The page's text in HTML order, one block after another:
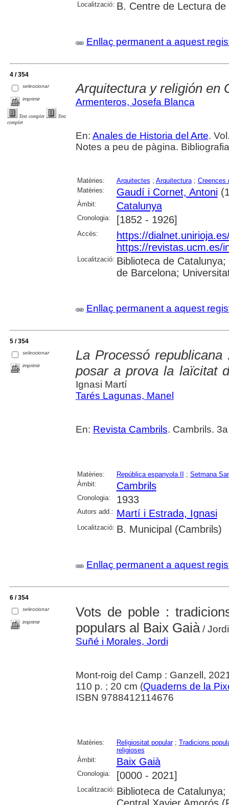
Localització: B. Centre de Lectura de
Enllaç permanent a aquest
4 / 354
seleccionar
imprimir
Text complet
Text
complet
Arquitectura y religión en
Armenteros, Josefa Blanca
En: Anales de Historia del Arte.
Notes a peu de pàgina.
Matèries: Arquitectes ; Arquitectura; Creences
Matèries:
Gaudí i Cornet, Antoni
Àmbit: Catalunya
Cronologia: [1852 - 1926]
Accés:
https://
https://revistas.ucm.es/
Localització: Biblioteca de
de Barcelona;
Enllaç permanent a aquest
5 / 354
seleccionar
imprimir
La Processó
posar a prova la laïcitat
Ignasi Martí
Tarés Lagunas, Manel
En: Revista Cambrils. Cambrils.
Matèries: República espanyola II ; Setmana
Àmbit:
Cambrils
Cronologia: 1933
Autors add.: Martí i Estrada, Ignasi
Localització: B. Municipal (Cambrils)
Enllaç permanent a aquest
6 / 354
seleccionar
imprimir
Vots de poble :
populars al Baix Gaià/
Suñé i Morales, Jordi
Mont-roig del Camp : Ganzell,
110 p. ; 20 cm (Quaderns de la
ISBN 9788412114676
Matèries: Religiositat popular; Tradicions
religioses
Àmbit:
Baix Gaià
Cronologia: [0000 - 2021]
Localització: Biblioteca de
Central Xavier Amorós